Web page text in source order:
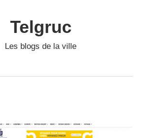
Telgruc
Les blogs de la ville